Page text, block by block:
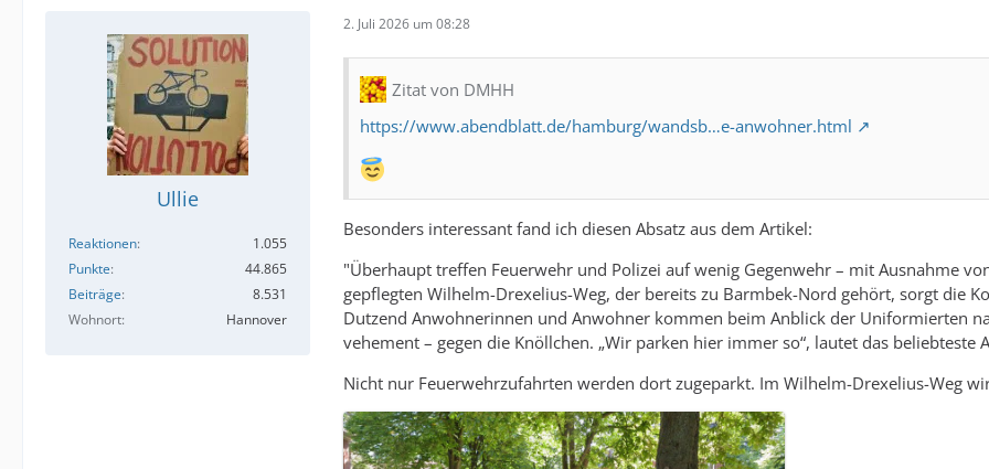
Ullie
Reaktionen
1.055
Punkte
44.865
Beiträge
8.531
Wohnort
Hannover
2. Juli 2026 um 08:28
Zitat von DMHH
https://www.abendblatt.de/hamburg/wandsb…e-anwohner.html
Besonders interessant fand ich diesen Absatz aus dem Artikel:
"Überhaupt treffen Feuerwehr und Polizei auf wenig Gegenwehr – mit Ausnahme
gepflegten Wilhelm-Drexelius-Weg, der bereits zu Barmbek-Nord gehört, sorgt die
Dutzend Anwohnerinnen und Anwohner kommen beim Anblick der Uniformierten
vehement – gegen die Knöllchen. „Wir parken hier immer so“, lautet das beliebteste
Nicht nur Feuerwehrzufahrten werden dort zugeparkt. Im Wilhelm-Drexelius-Weg